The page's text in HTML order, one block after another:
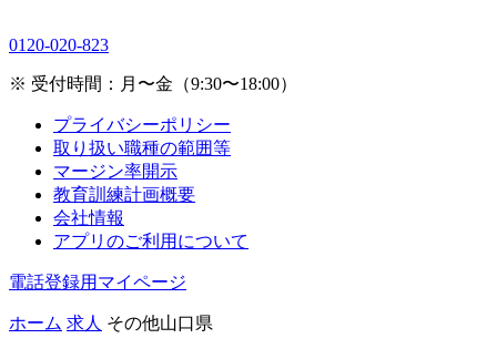
0120-020-823
※ 受付時間：月〜金（9:30〜18:00）
プライバシーポリシー
取り扱い職種の範囲等
マージン率開示
教育訓練計画概要
会社情報
アプリのご利用について
電話登録用マイページ
ホーム 求人 その他山口県